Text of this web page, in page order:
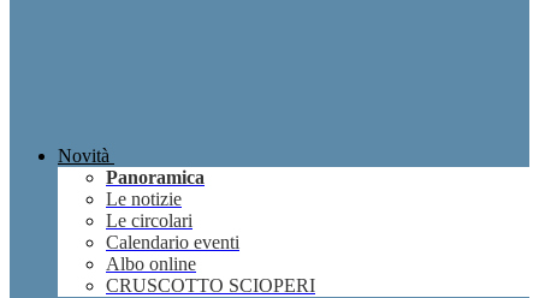
Novità
Panoramica
Le notizie
Le circolari
Calendario eventi
Albo online
CRUSCOTTO SCIOPERI